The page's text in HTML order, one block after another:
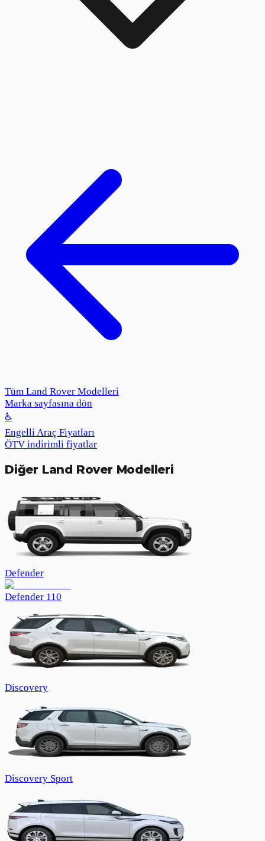
Tüm Land Rover Modelleri
Marka sayfasına dön
♿
Engelli Araç Fiyatları
ÖTV indirimli fiyatlar
Diğer Land Rover Modelleri
Defender
Defender 110
Discovery
Discovery Sport